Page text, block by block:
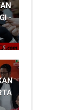
-